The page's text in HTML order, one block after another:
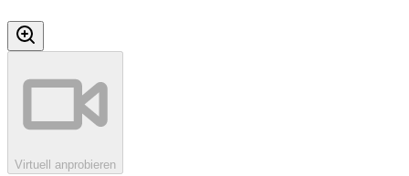
Virtuell anprobieren